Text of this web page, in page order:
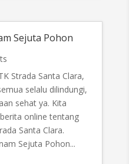
Sejuta Pohon
Strada Santa Clara,
selalu dilindungi,
sehat ya. Kita
online tentang
Santa Clara.
Sejuta Pohon...